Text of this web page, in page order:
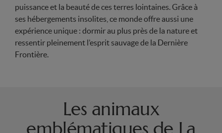
puissance et la beauté de ces terres lointaines. Grâce à
ses hébergements insolites, ce monde offre aussi une
expérience unique : dormir au plus près de la nature et
ressentir pleinement l’esprit sauvage de la Dernière
Frontière.
Les animaux